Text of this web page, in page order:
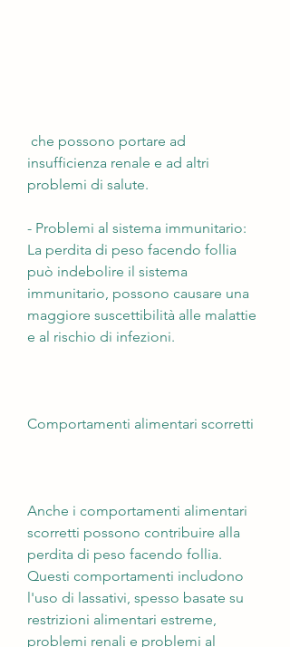
insufficienza renale e ad altri
problemi di salute.
- Problemi al sistema immunitario:
La perdita di peso facendo follia
può indebolire il sistema
immunitario, possono causare una
maggiore suscettibilità alle malattie
e al rischio di infezioni.
Comportamenti alimentari scorretti
Anche i comportamenti alimentari
scorretti possono contribuire alla
perdita di peso facendo follia.
Questi comportamenti includono
l'uso di lassativi, spesso basate su
restrizioni alimentari estreme,
problemi renali e problemi al